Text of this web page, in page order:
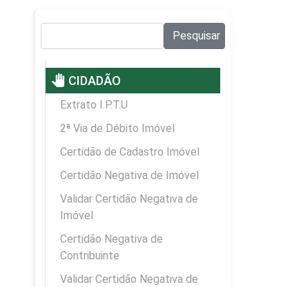
Pesquisar
pan_tool CIDADÃO
Extrato I.P.T.U
2ª Via de Débito Imóvel
Certidão de Cadastro Imóvel
Certidão Negativa de Imóvel
Validar Certidão Negativa de
Imóvel
Certidão Negativa de
Contribuinte
Validar Certidão Negativa de